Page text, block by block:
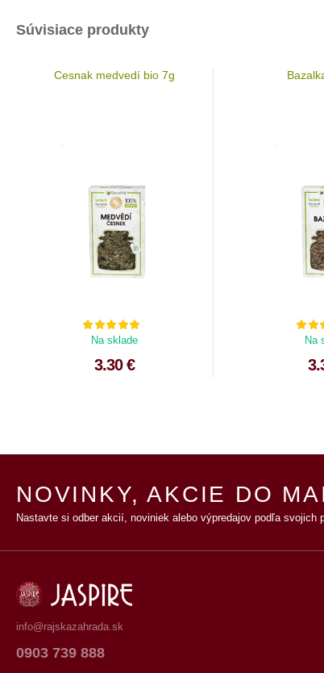
Súvisiace produkty
Cesnak medvedí bio 7g
Na sklade
3.30 €
Na
NOVINKY, AKCIE DO
Nastavte si odber akcií, noviniek alebo výpredajov podľa svojich
info@rajskazahrada.sk
0903 739 888